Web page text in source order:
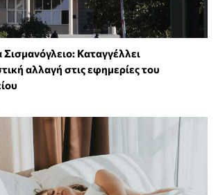
Σισμανόγλειο: Καταγγέλλει
αλλαγή στις εφημερίες του